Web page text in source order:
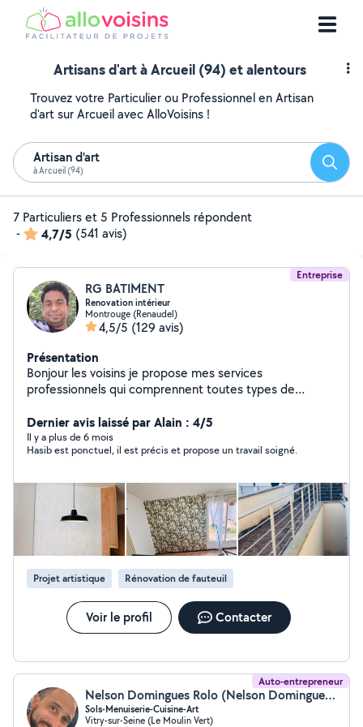
Artisans d'art à Arcueil (94) et alentours
Trouvez votre Particulier ou Professionnel en Artisan
d'art sur Arcueil avec AlloVoisins !
Artisan d'art
à Arcueil (94)
7 Particuliers et 5 Professionnels répondent
-
4,7/5 (541 avis)
Entreprise
RG BATIMENT
Renovation intérieur
Montrouge (Renaudel)
4,5/5 (129 avis)
Présentation
Bonjour les voisins je propose mes services
professionnels qui comprennent toutes types de
experience rest a votre disposition merci
Dernier avis laissé par Alain : 4/5
Il y a plus de 6 mois
Hasib est ponctuel, il est précis et propose un travail soigné.
Projet artistique Rénovation de fauteuil
Voir le profil Contacter
Auto-entrepreneur
Nelson Domingues Rolo (Nelson Domingues Rolo)
Sols-Menuiserie-Cuisine-Art
Vitry-sur-Seine (Le Moulin Vert)